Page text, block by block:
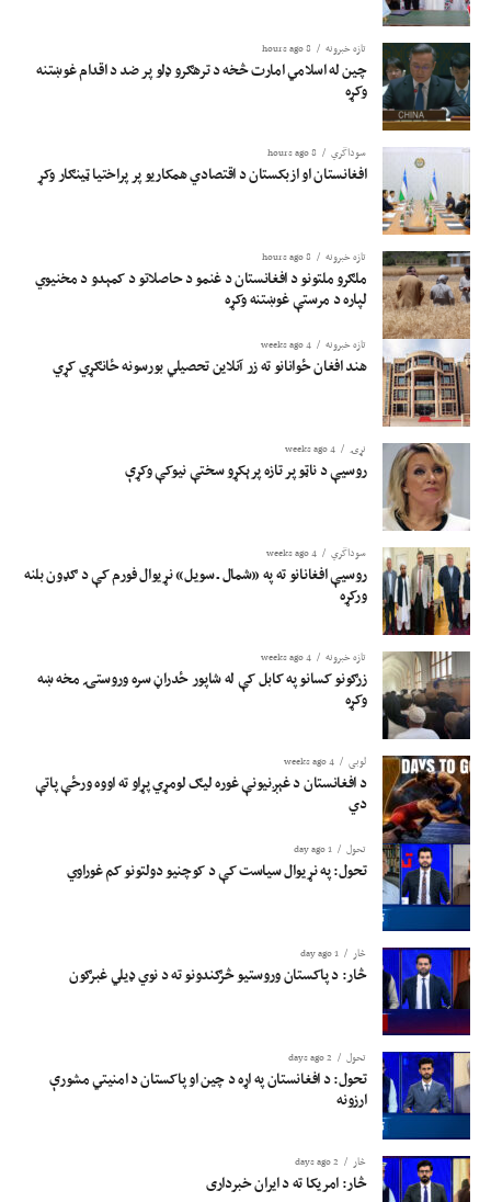
تازه خبرونه 8 hours ago
چین له اسلامي امارت څخه د ترهګرو ډلو پر ضد د اقدام غوښتنه
وکړه
سوداگري 8 hours ago
افغانستان او ازبکستان د اقتصادي همکاریو پر پراختیا ټینګار وکړ
تازه خبرونه 8 hours ago
ملګرو ملتونو د افغانستان د غنمو د حاصلاتو د کمېدو د مخنیوي
لپاره د مرستې غوښتنه وکړه
تازه خبرونه 4 weeks ago
هند افغان ځوانانو ته زر آنلاین تحصیلي بورسونه ځانګړي کړي
نړۍ 4 weeks ago
روسیې د ناټو پر تازه پرېکړو سختې نیوکې وکړې
سوداگري 4 weeks ago
روسیې افغانانو ته په «شمال ـ سویل» نړیوال فورم کې د ګډون بلنه
ورکړه
تازه خبرونه 4 weeks ago
زرګونو کسانو په کابل کې له شاپور ځدراڼ سره وروستۍ مخه ښه
وکړه
لوبی 4 weeks ago
د افغانستان د غېږنیونې غوره لیګ لومړي پړاو ته اووه ورځې پاتې
دي
تحول 1 day ago
تحول: په نړیوال سیاست کې د کوچنیو دولتونو کم غوراوي
څار 1 day ago
څار: د پاکستان وروستیو څرګندونو ته د نوي ډیلي غبرګون
تحول 2 days ago
تحول: د افغانستان په اړه د چین او پاکستان د امنیتي مشورې
ارزونه
څار 2 days ago
څار: امریکا ته د ایران خبرداری